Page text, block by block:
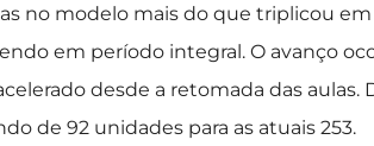
no modelo mais do que triplicou em
em período integral. O avanço
desde a retomada das aulas.
de 92 unidades para as atuais 253.